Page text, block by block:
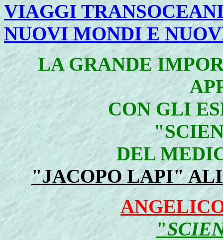
VIAGGI
NUOVI MONDI E
LA GRANDE
CON GLI
DEL
"JACOPO LAPI"
"